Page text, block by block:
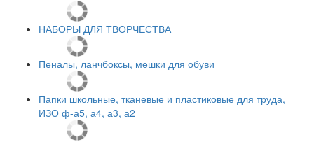
НАБОРЫ ДЛЯ ТВОРЧЕСТВА
Пеналы, ланчбоксы, мешки для обуви
Папки школьные, тканевые и пластиковые для труда,
ИЗО ф-а5, а4, а3, а2